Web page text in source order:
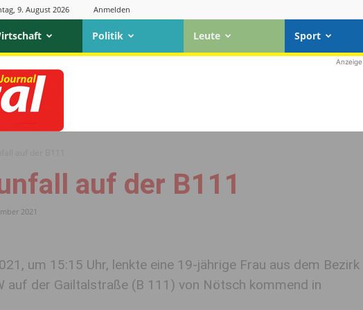
9. August 2026 Anmelden
Politik Leute Sport
Anzeige
auf der B111
2021
um 15:15 Uhr, lenkte eine 19-jährige Frau aus dem Bezirk
auf der Gailtalstraße (B 111) von Nötsch kommend in